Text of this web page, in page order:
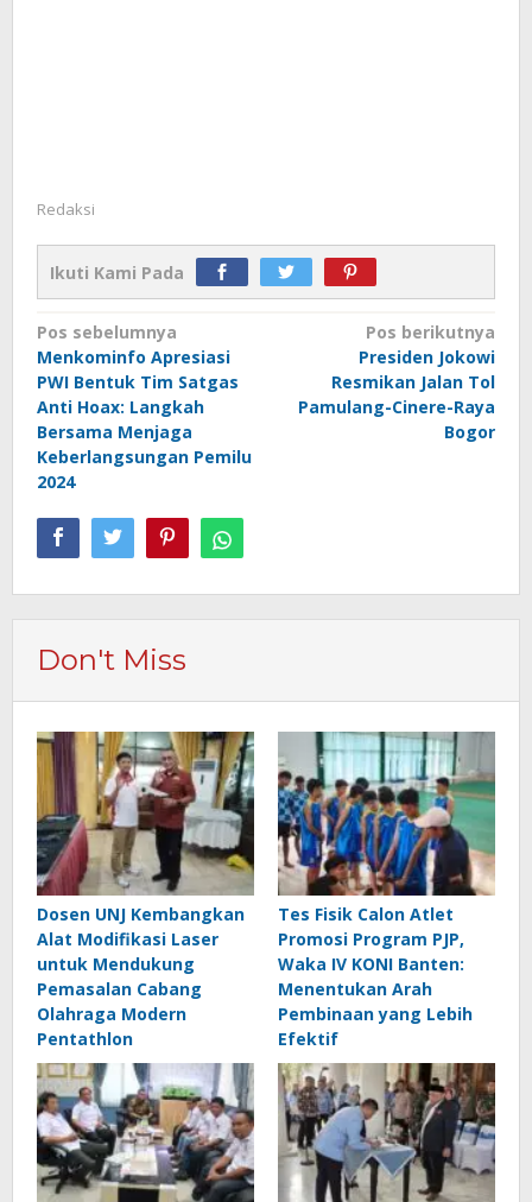
Redaksi
Ikuti Kami Pada
Navigasi
pos
Pos sebelumnya
Menkominfo Apresiasi
PWI Bentuk Tim Satgas
Anti Hoax: Langkah
Bersama Menjaga
Keberlangsungan Pemilu
2024
Pos berikutnya
Presiden Jokowi
Resmikan Jalan Tol
Pamulang-Cinere-Raya
Bogor
Don't Miss
Dosen UNJ Kembangkan
Alat Modifikasi Laser
untuk Mendukung
Pemasalan Cabang
Olahraga Modern
Pentathlon
Tes Fisik Calon Atlet
Promosi Program PJP,
Waka IV KONI Banten:
Menentukan Arah
Pembinaan yang Lebih
Efektif